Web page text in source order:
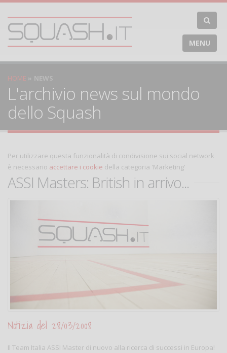
MENU
HOME NEWS
L'archivio news sul mondo
dello Squash
Per utilizzare questa funzionalità di condivisione sui social network
è necessario accettare i cookie della categoria 'Marketing'
ASSI Masters: British in arrivo...
Notizia del 28/03/2008
Il Team Italia ASSI Master di nuovo alla ricerca di successi in Europa!